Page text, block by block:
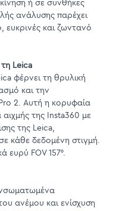
ή σε συνθήκες
ανάλυσης παρέχει
ευκρινές και ζωντανό
Leica
φέρνει τη θρυλική
και την
2. Αυτή η κορυφαία
της Insta360 με
της Leica,
κάθε δεδομένη στιγμή.
ευρύ FOV 157°.
ανέμου και ενίσχυση